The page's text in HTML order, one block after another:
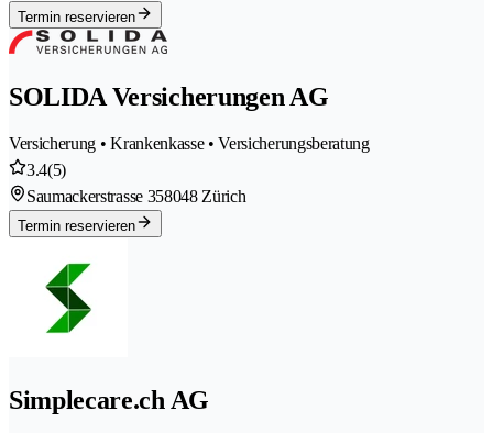
Termin reservieren
SOLIDA Versicherungen AG
Versicherung • Krankenkasse • Versicherungsberatung
3.4(5)
Saumackerstrasse 358048 Zürich
Termin reservieren
Simplecare.ch AG